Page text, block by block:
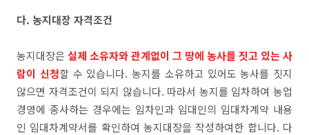
다. 농지대장 자격조건
농지대장은 실제 소유자와 관계없이 그 땅에 농사를 짓고 있는 사
람이 신청할 수 있습니다. 농지를 소유하고 있어도 농사를 짓지
않으면 자격조건이 되지 않습니다. 따라서 농지를 임차하여 농업
경영에 종사하는 경우에는 임차인과 임대인의 임대차계약 내용
인 임대차계약서를 확인하여 농지대장을 작성하여한 합니다. 다